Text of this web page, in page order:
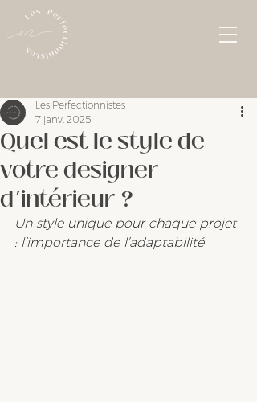
Quel est le style de
votre designer
d’intérieur ?
Les Perfectionnistes
7 janv. 2025
Un style unique pour chaque projet
: l’importance de l’adaptabilité